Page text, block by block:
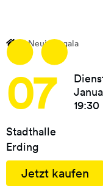
InhaltNeujahrsgala
07
19:30
Stadthalle
Erding
Jetzt kaufen